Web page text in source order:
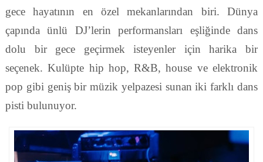
gece hayatının en özel mekanlarından biri. Dünya
çapında ünlü DJ’lerin performansları eşliğinde dans
dolu bir gece geçirmek isteyenler için harika bir
seçenek. Kulüpte hip hop, R&B, house ve elektronik
pop gibi geniş bir müzik yelpazesi sunan iki farklı dans
pisti bulunuyor.